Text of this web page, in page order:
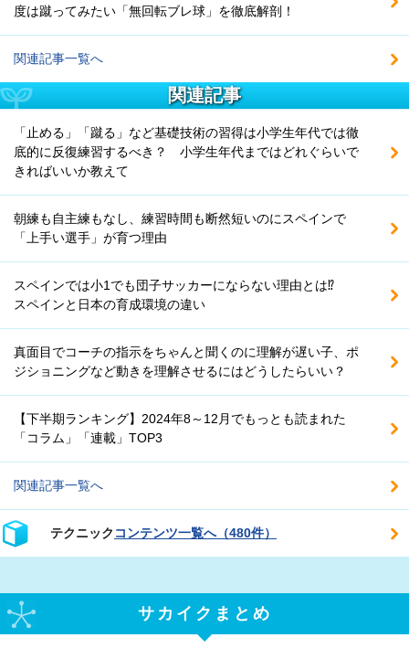
度は蹴ってみたい「無回転ブレ球」を徹底解剖！
関連記事一覧へ
関連記事
「止める」「蹴る」など基礎技術の習得は小学生年代では徹
底的に反復練習するべき？ 小学生年代まではどれぐらいで
きればいいか教えて
朝練も自主練もなし、練習時間も断然短いのにスペインで
「上手い選手」が育つ理由
スペインでは小1でも団子サッカーにならない理由とは⁉
スペインと日本の育成環境の違い
真面目でコーチの指示をちゃんと聞くのに理解が遅い子、ポ
ジショニングなど動きを理解させるにはどうしたらいい？
【下半期ランキング】2024年8～12月でもっとも読まれた
「コラム」「連載」TOP3
関連記事一覧へ
テクニック コンテンツ一覧へ（480件）
サカイクまとめ